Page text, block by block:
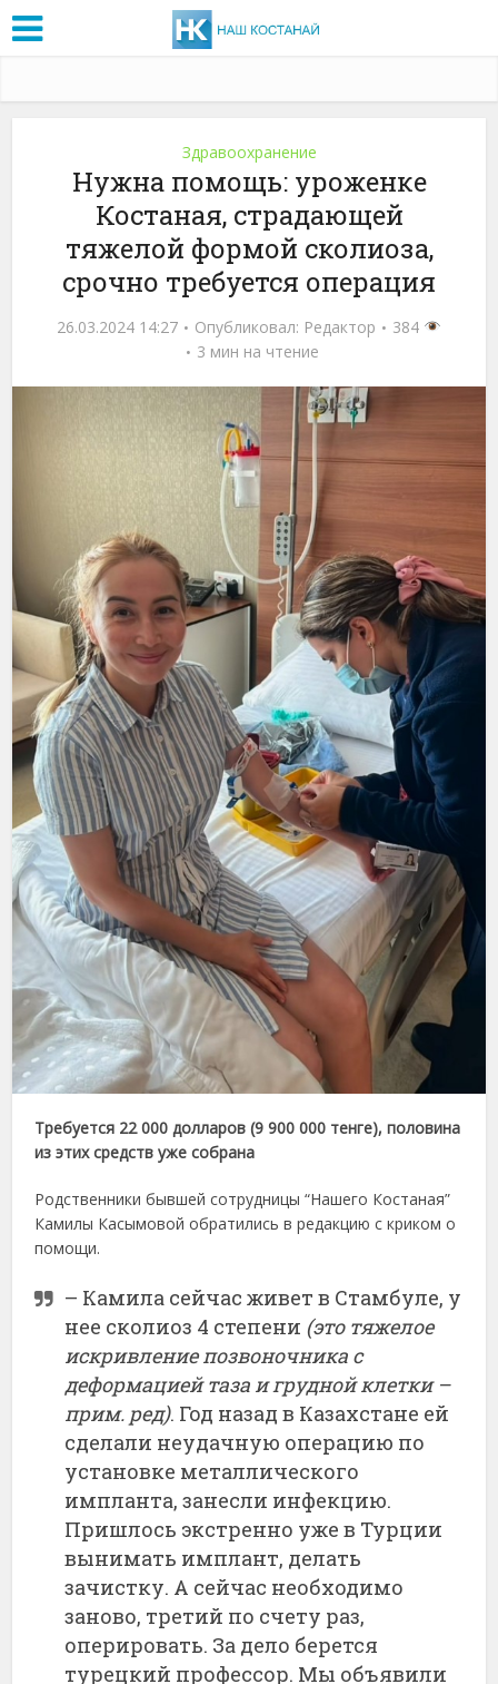
Здравоохранение
Нужна помощь: уроженке
Костаная, страдающей
тяжелой формой сколиоза,
срочно требуется операция
26.03.2024 14:27 Опубликовал: Редактор
384
3 мин на чтение
Требуется 22 000 долларов (9 900 000 тенге), половина
из этих средств уже собрана
Родственники бывшей сотрудницы “Нашего Костаная”
Камилы Касымовой обратились в редакцию с криком о
помощи.
– Камила сейчас живет в Стамбуле, у
нее сколиоз 4 степени (это тяжелое
искривление позвоночника с
деформацией таза и грудной клетки –
прим. ред). Год назад в Казахстане ей
сделали неудачную операцию по
установке металлического
импланта, занесли инфекцию.
Пришлось экстренно уже в Турции
вынимать имплант, делать
зачистку. А сейчас необходимо
заново, третий по счету раз,
оперировать. За дело берется
турецкий профессор. Мы объявили